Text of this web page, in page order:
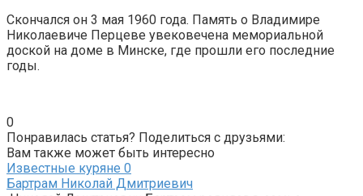
Скончался он 3 мая 1960 года. Память о Владимире
Николаевиче Перцеве увековечена мемориальной
доской на доме в Минске, где прошли его последние
годы.
0
Понравилась статья? Поделиться с друзьями:
Вам также может быть интересно
Известные куряне 0
Бартрам Николай Дмитриевич